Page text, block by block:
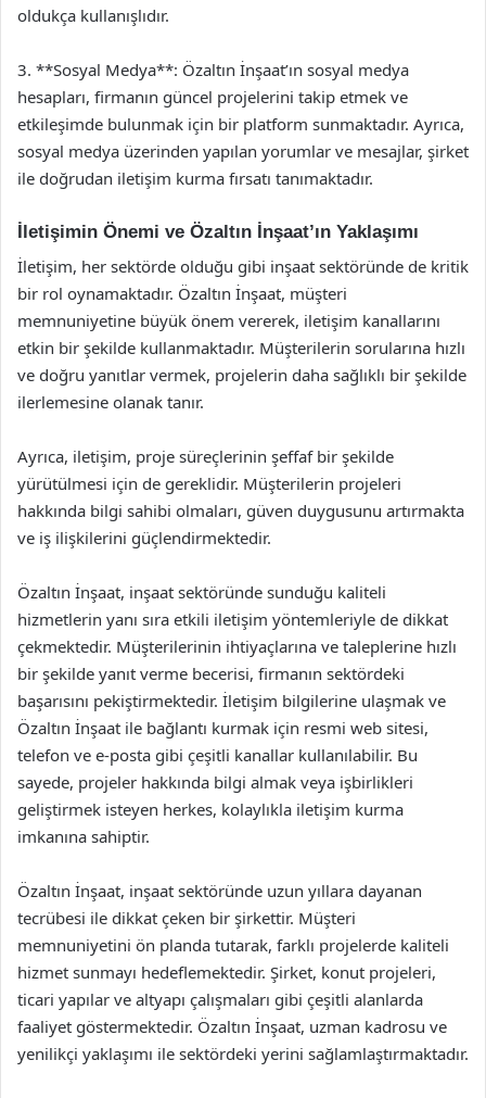
oldukça kullanışlıdır.
3. **Sosyal Medya**: Özaltın İnşaat’ın sosyal medya
hesapları, firmanın güncel projelerini takip etmek ve
etkileşimde bulunmak için bir platform sunmaktadır. Ayrıca,
sosyal medya üzerinden yapılan yorumlar ve mesajlar, şirket
ile doğrudan iletişim kurma fırsatı tanımaktadır.
İletişimin Önemi ve Özaltın İnşaat’ın Yaklaşımı
İletişim, her sektörde olduğu gibi inşaat sektöründe de kritik
bir rol oynamaktadır. Özaltın İnşaat, müşteri
memnuniyetine büyük önem vererek, iletişim kanallarını
etkin bir şekilde kullanmaktadır. Müşterilerin sorularına hızlı
ve doğru yanıtlar vermek, projelerin daha sağlıklı bir şekilde
ilerlemesine olanak tanır.
Ayrıca, iletişim, proje süreçlerinin şeffaf bir şekilde
yürütülmesi için de gereklidir. Müşterilerin projeleri
hakkında bilgi sahibi olmaları, güven duygusunu artırmakta
ve iş ilişkilerini güçlendirmektedir.
Özaltın İnşaat, inşaat sektöründe sunduğu kaliteli
hizmetlerin yanı sıra etkili iletişim yöntemleriyle de dikkat
çekmektedir. Müşterilerinin ihtiyaçlarına ve taleplerine hızlı
bir şekilde yanıt verme becerisi, firmanın sektördeki
başarısını pekiştirmektedir. İletişim bilgilerine ulaşmak ve
Özaltın İnşaat ile bağlantı kurmak için resmi web sitesi,
telefon ve e-posta gibi çeşitli kanallar kullanılabilir. Bu
sayede, projeler hakkında bilgi almak veya işbirlikleri
geliştirmek isteyen herkes, kolaylıkla iletişim kurma
imkanına sahiptir.
Özaltın İnşaat, inşaat sektöründe uzun yıllara dayanan
tecrübesi ile dikkat çeken bir şirkettir. Müşteri
memnuniyetini ön planda tutarak, farklı projelerde kaliteli
hizmet sunmayı hedeflemektedir. Şirket, konut projeleri,
ticari yapılar ve altyapı çalışmaları gibi çeşitli alanlarda
faaliyet göstermektedir. Özaltın İnşaat, uzman kadrosu ve
yenilikçi yaklaşımı ile sektördeki yerini sağlamlaştırmaktadır.